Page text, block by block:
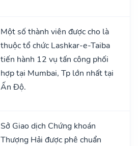
Một số thành viên được cho là
thuộc tổ chức Lashkar-e-Taiba
tiến hành 12 vụ tấn công phối
hợp tại Mumbai, Tp lớn nhất tại
Ấn Độ.
Sở Giao dịch Chứng khoán
Thượng Hải được phê chuẩn